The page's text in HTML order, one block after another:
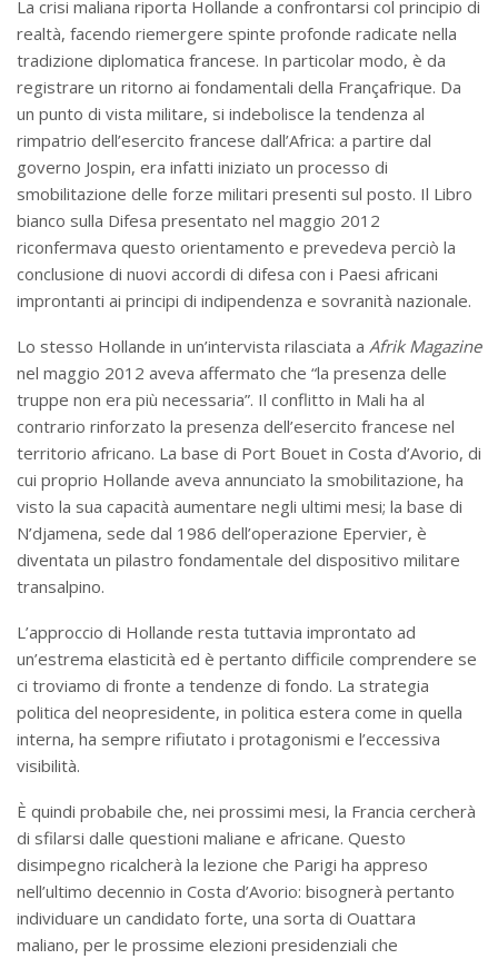
La crisi maliana riporta Hollande a confrontarsi col principio di
realtà, facendo riemergere spinte profonde radicate nella
tradizione diplomatica francese. In particolar modo, è da
registrare un ritorno ai fondamentali della Françafrique. Da
un punto di vista militare, si indebolisce la tendenza al
rimpatrio dell’esercito francese dall’Africa: a partire dal
governo Jospin, era infatti iniziato un processo di
smobilitazione delle forze militari presenti sul posto. Il Libro
bianco sulla Difesa presentato nel maggio 2012
riconfermava questo orientamento e prevedeva perciò la
conclusione di nuovi accordi di difesa con i Paesi africani
improntanti ai principi di indipendenza e sovranità nazionale.
Lo stesso Hollande in un’intervista rilasciata a Afrik Magazine
nel maggio 2012 aveva affermato che “la presenza delle
truppe non era più necessaria”. Il conflitto in Mali ha al
contrario rinforzato la presenza dell’esercito francese nel
territorio africano. La base di Port Bouet in Costa d’Avorio, di
cui proprio Hollande aveva annunciato la smobilitazione, ha
visto la sua capacità aumentare negli ultimi mesi; la base di
N’djamena, sede dal 1986 dell’operazione Epervier, è
diventata un pilastro fondamentale del dispositivo militare
transalpino.
L’approccio di Hollande resta tuttavia improntato ad
un’estrema elasticità ed è pertanto difficile comprendere se
ci troviamo di fronte a tendenze di fondo. La strategia
politica del neopresidente, in politica estera come in quella
interna, ha sempre rifiutato i protagonismi e l’eccessiva
visibilità.
È quindi probabile che, nei prossimi mesi, la Francia cercherà
di sfilarsi dalle questioni maliane e africane. Questo
disimpegno ricalcherà la lezione che Parigi ha appreso
nell’ultimo decennio in Costa d’Avorio: bisognerà pertanto
individuare un candidato forte, una sorta di Ouattara
maliano, per le prossime elezioni presidenziali che